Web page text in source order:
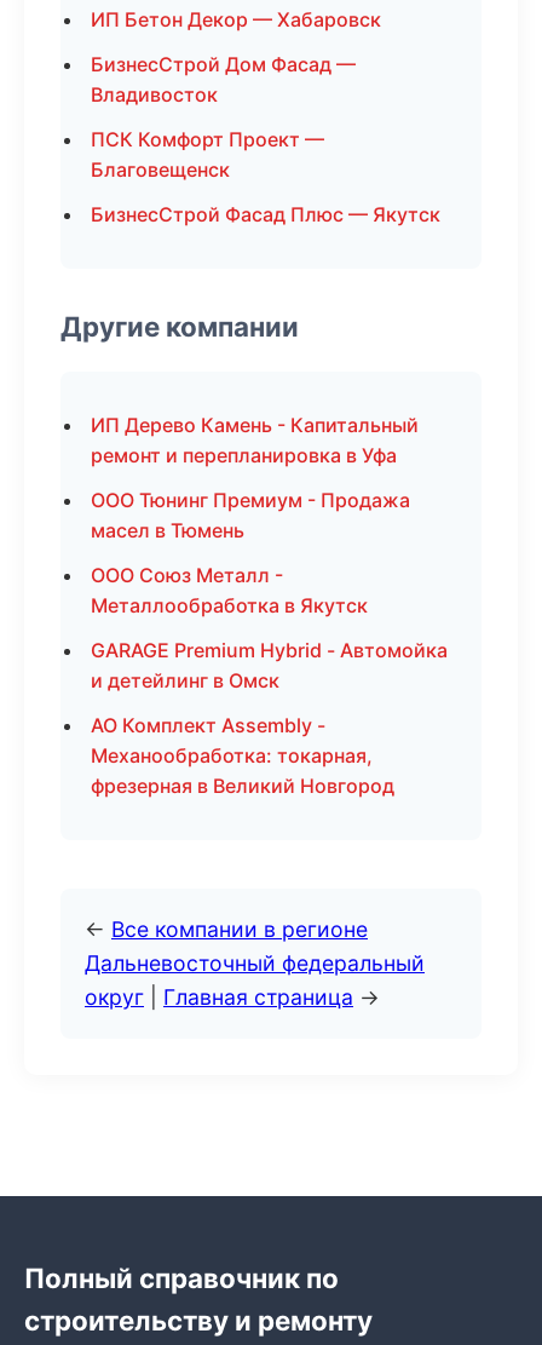
ИП Бетон Декор — Хабаровск
БизнесСтрой Дом Фасад —
Владивосток
ПСК Комфорт Проект —
Благовещенск
БизнесСтрой Фасад Плюс — Якутск
Другие компании
ИП Дерево Камень - Капитальный
ремонт и перепланировка в Уфа
ООО Тюнинг Премиум - Продажа
масел в Тюмень
ООО Союз Металл -
Металлообработка в Якутск
GARAGE Premium Hybrid - Автомойка
и детейлинг в Омск
АО Комплект Assembly -
Механообработка: токарная,
фрезерная в Великий Новгород
← Все компании в регионе
Дальневосточный федеральный
округ
Главная страница →
Полный справочник по
строительству и ремонту